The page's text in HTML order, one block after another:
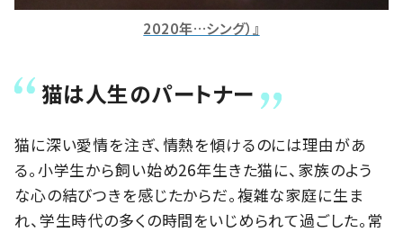
2020年…シング）』
猫は人生のパートナー
猫に深い愛情を注ぎ、情熱を傾けるのには理由があ
る。小学生から飼い始め26年生きた猫に、家族のよう
な心の結びつきを感じたからだ。複雑な家庭に生ま
れ、学生時代の多くの時間をいじめられて過ごした。常